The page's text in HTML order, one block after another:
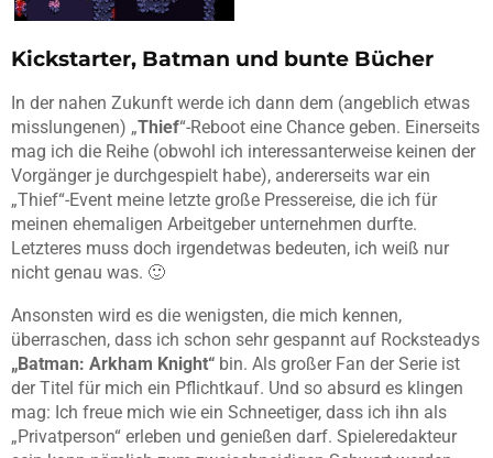
Kickstarter, Batman und bunte Bücher
In der nahen Zukunft werde ich dann dem (angeblich etwas
misslungenen) „Thief“-Reboot eine Chance geben. Einerseits
mag ich die Reihe (obwohl ich interessanterweise keinen der
Vorgänger je durchgespielt habe), andererseits war ein
„Thief“-Event meine letzte große Pressereise, die ich für
meinen ehemaligen Arbeitgeber unternehmen durfte.
Letzteres muss doch irgendetwas bedeuten, ich weiß nur
nicht genau was. 🙂
Ansonsten wird es die wenigsten, die mich kennen,
überraschen, dass ich schon sehr gespannt auf Rocksteadys
„Batman: Arkham Knight“ bin. Als großer Fan der Serie ist
der Titel für mich ein Pflichtkauf. Und so absurd es klingen
mag: Ich freue mich wie ein Schneetiger, dass ich ihn als
„Privatperson“ erleben und genießen darf. Spieleredakteur